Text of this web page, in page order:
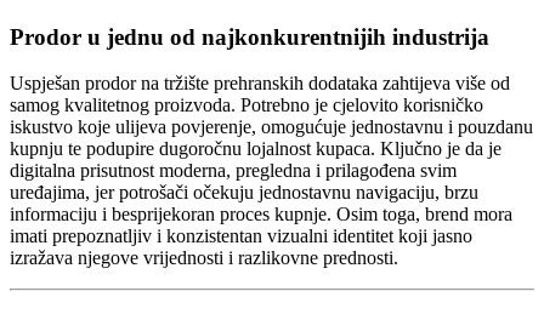
Prodor u jednu od najkonkurentnijih industrija
Uspješan prodor na tržište prehranskih dodataka zahtijeva više od
samog kvalitetnog proizvoda. Potrebno je cjelovito korisničko
iskustvo koje ulijeva povjerenje, omogućuje jednostavnu i pouzdanu
kupnju te podupire dugoročnu lojalnost kupaca. Ključno je da je
digitalna prisutnost moderna, pregledna i prilagođena svim
uređajima, jer potrošači očekuju jednostavnu navigaciju, brzu
informaciju i besprijekoran proces kupnje. Osim toga, brend mora
imati prepoznatljiv i konzistentan vizualni identitet koji jasno
izražava njegove vrijednosti i razlikovne prednosti.